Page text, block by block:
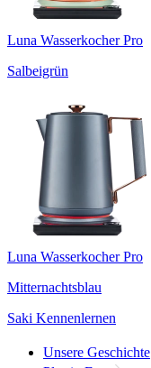
Luna Wasserkocher Pro
Salbeigrün
Luna Wasserkocher Pro
Mitternachtsblau
Saki Kennenlernen
Unsere Geschichte